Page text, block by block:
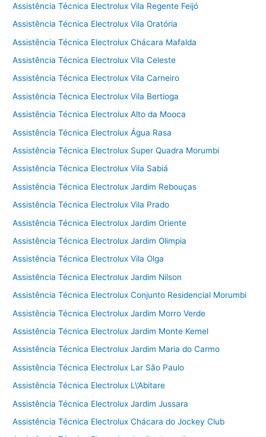
Assistência Técnica Electrolux Vila Regente Feijó
Assistência Técnica Electrolux Vila Oratória
Assistência Técnica Electrolux Chácara Mafalda
Assistência Técnica Electrolux Vila Celeste
Assistência Técnica Electrolux Vila Carneiro
Assistência Técnica Electrolux Vila Bertioga
Assistência Técnica Electrolux Alto da Mooca
Assistência Técnica Electrolux Água Rasa
Assistência Técnica Electrolux Super Quadra Morumbi
Assistência Técnica Electrolux Vila Sabiá
Assistência Técnica Electrolux Jardim Rebouças
Assistência Técnica Electrolux Vila Prado
Assistência Técnica Electrolux Jardim Oriente
Assistência Técnica Electrolux Jardim Olimpia
Assistência Técnica Electrolux Vila Olga
Assistência Técnica Electrolux Jardim Nilson
Assistência Técnica Electrolux Conjunto Residencial Morumbi
Assistência Técnica Electrolux Jardim Morro Verde
Assistência Técnica Electrolux Jardim Monte Kemel
Assistência Técnica Electrolux Jardim Maria do Carmo
Assistência Técnica Electrolux Lar São Paulo
Assistência Técnica Electrolux L\’Abitare
Assistência Técnica Electrolux Jardim Jussara
Assistência Técnica Electrolux Chácara do Jockey Club